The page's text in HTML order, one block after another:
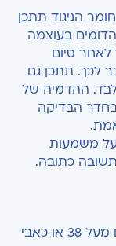
הניגוד תתכן
בעוצמה
לאחר סיום
לכך. תתכן גם
ההדמיה של
הבדיקה
על משמעות
כתובה.
באופן נדיר יכול להפתח דימום מוגבר, חום מעל 38 או כאבי